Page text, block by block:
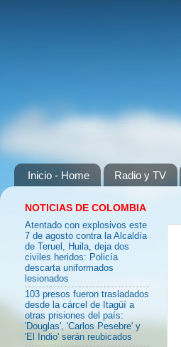
Inicio - Home Radio y TV
NOTICIAS DE COLOMBIA
Atentado con explosivos este
7 de agosto contra la Alcaldía
de Teruel, Huila, deja dos
civiles heridos: Policía
descarta uniformados
lesionados
103 presos fueron trasladados
desde la cárcel de Itagüí a
otras prisiones del país:
'Douglas', 'Carlos Pesebre' y
'El Indio' serán reubicados